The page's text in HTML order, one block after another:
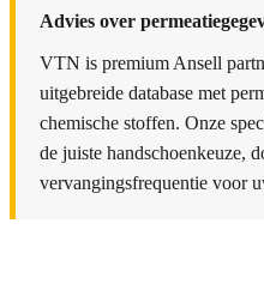
Advies over
VTN is premium Ansell
uitgebreide database met
chemische stoffen. Onze
de juiste handschoenkeuze,
vervangingsfrequentie voor